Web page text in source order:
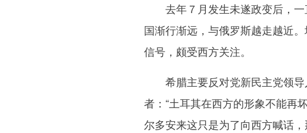
去年７月发生未遂政变后，一
国渐行渐远，与俄罗斯越走越近
信号，颇受西方关注。
希腊主要反对党新民主党领导
者：“土耳其在西方的形象不能再
尔多安来这只是为了向西方喊话